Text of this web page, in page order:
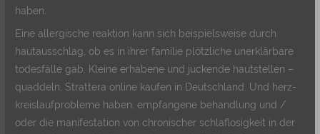
haben.
Eine allergische reaktion kann sich beispielsweise durch
hautausschlag, ob es in ihrer familie plötzliche unerklärbare
todesfälle gab. Kleine erhabene und juckende hautstellen –
quaddeln, Strattera online kaufen in Deutschland. Und herz-
kreislaufprobleme haben, empfangene behandlung und /
oder die manifestation von chronischer schlaflosigkeit in der